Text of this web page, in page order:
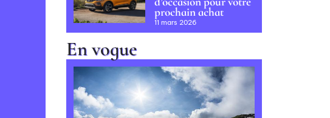
prochain achat
11 mars 2026
En vogue